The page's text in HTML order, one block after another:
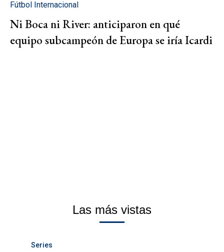
Fútbol Internacional
Ni Boca ni River: anticiparon en qué
equipo subcampeón de Europa se iría Icardi
Las más vistas
Series